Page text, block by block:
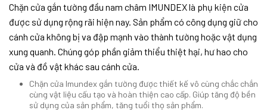
Chặn cửa gắn tường đầu nam châm IMUNDEX là phụ kiện cửa
được sử dụng rộng rãi hiện nay. Sản phẩm có công dụng giữ cho
cánh cửa không bị va đập mạnh vào thành tường hoặc vật dụng
xung quanh. Chúng góp phần giảm thiểu thiệt hại, hư hao cho
cửa và đồ vật khác sau cánh cửa.
Chặn cửa Imundex gắn tường được thiết kế vô cùng chắc chắn
cùng vật liệu cấu tạo và hoàn thiện cao cấp. Giúp tăng độ bền
sử dụng của sản phẩm, tăng tuổi thọ sản phẩm.